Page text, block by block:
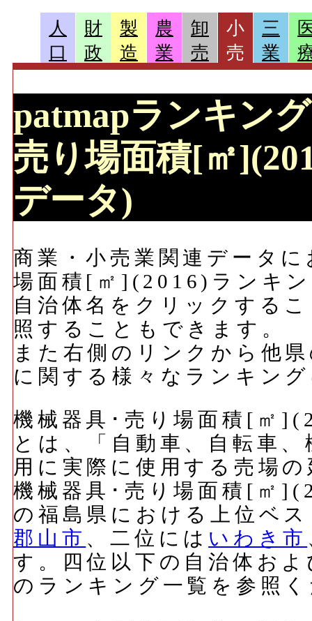
人
口
財
政
製
造
農
業
卸
売
小
売
三
業
patmapランキン
売り場面積[㎡
データ)
商業・小売業関連データ
場面積[㎡](2016)ランキ
自治体名をクリックする
照することもできます。
また右側のリンクから他
に関する様々なランキン
機械器具･売り場面積[㎡
とは、「自動車、自転車
用に実際に使用する売場
機械器具･売り場面積[㎡
の福島県における上位ベ
郡山市 、二位には いわき市
す。四位以下の自治体お
のランキング一覧を参照